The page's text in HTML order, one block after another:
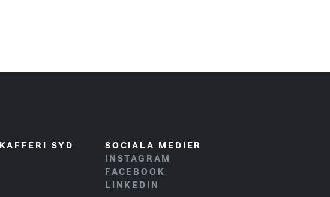
SYD
SOCIALA MEDIER
INSTAGRAM
FACEBOOK
LINKEDIN